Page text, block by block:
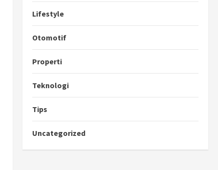
Lifestyle
Otomotif
Properti
Teknologi
Tips
Uncategorized